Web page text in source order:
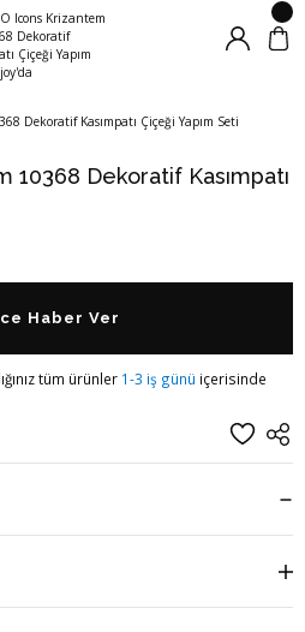
10368 Dekoratif Kasımpatı
Haber Ver
tüm ürünler 1-3 iş günü içerisinde